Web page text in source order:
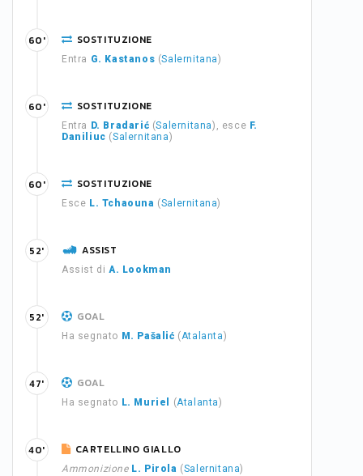
SOSTITUZIONE
Entra G. Kastanos (Salernitana)
60'
SOSTITUZIONE
Entra D. Bradarić (Salernitana), esce F.
Daniliuc (Salernitana)
60'
SOSTITUZIONE
Esce L. Tchaouna (Salernitana)
60'
ASSIST
Assist di A. Lookman
52'
GOAL
Ha segnato M. Pašalić (Atalanta)
52'
GOAL
Ha segnato L. Muriel (Atalanta)
47'
CARTELLINO GIALLO
Ammonizione L. Pirola (Salernitana)
40'